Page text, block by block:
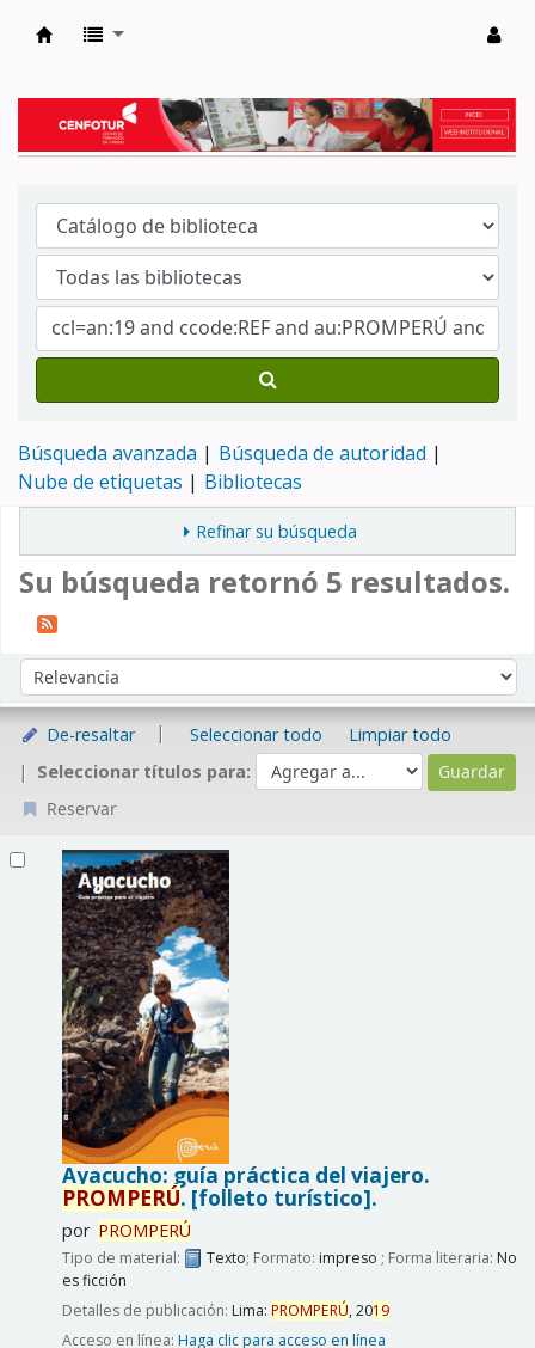
Búsqueda avanzada
Búsqueda de autoridad
Nube de etiquetas
Bibliotecas
Refinar su búsqueda
Su búsqueda retornó 5 resultados.
Ordenar por:
De-resaltar Seleccionar todo
Limpiar todo
Seleccionar títulos para:
Reservar
Ayacucho: guía práctica del viajero.
PROMPERÚ. [folleto turístico].
por PROMPERÚ
Tipo de material: Texto; Formato: impreso ; Forma literaria: No
es ficción
Detalles de publicación: Lima: PROMPERÚ,2019
Acceso en línea: Haga clic para acceso en línea